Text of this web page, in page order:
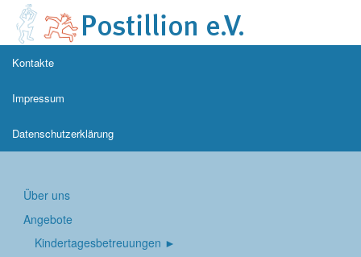
Kontakte
Impressum
Datenschutzerklärung
Über uns
Angebote
Kindertages­betreuungen